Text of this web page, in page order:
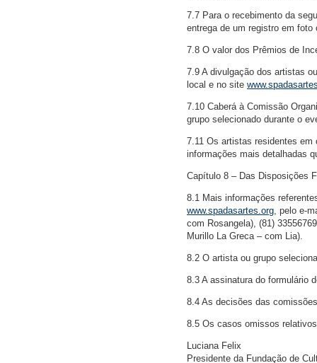
7.7 Para o recebimento da
entrega de um registro em
7.8 O valor dos Prêmios de
7.9 A divulgação dos artistas
local e no site
7.10 Caberá à Comissão
grupo selecionado durante o
7.11 Os artistas residentes em
informações mais detalhadas
Capítulo 8 – Das Disposições
8.1 Mais informações
www.spadasartes.org, pelo e-
com Rosangela), (81)
Murillo La Greca – com Lia).
8.2 O artista ou grupo
8.3 A assinatura do formulário
8.4 As decisões das
8.5 Os casos omissos
Luciana Felix
Presidente da Fundação de